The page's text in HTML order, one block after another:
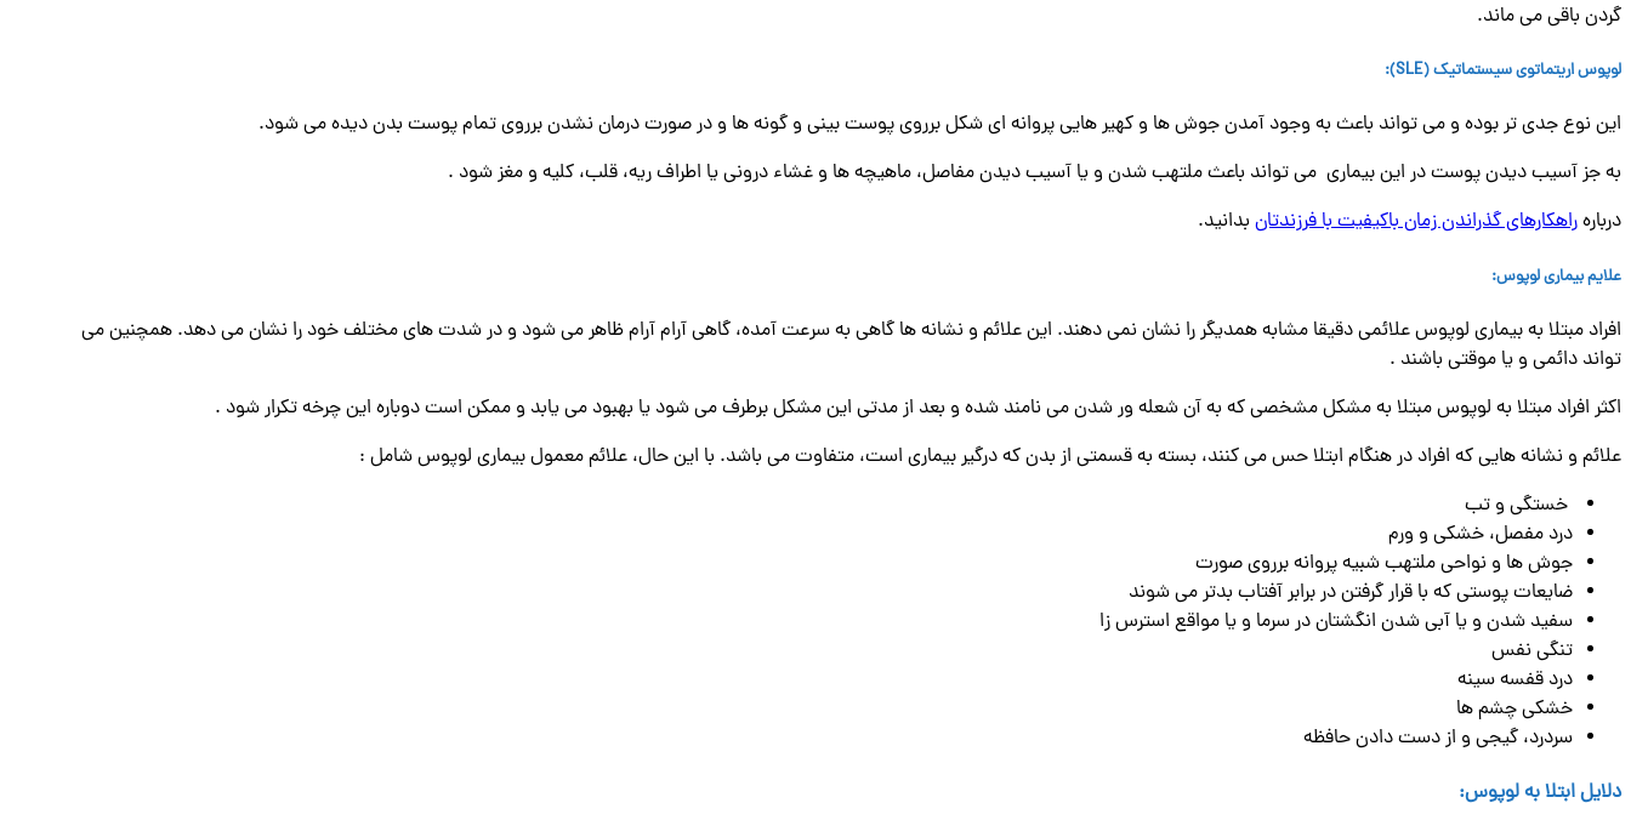
گردن باقی می ماند.
لوپوس اریتماتوی سیستماتیک (SLE
):
این نوع جدی تر بوده و می تواند باعث به وجود آمدن جوش ها و کهیر هایی پروانه ای شکل برروی پوست بینی و گونه ها و در صورت درمان نشدن برروی تمام پوست بدن دیده می شود.
به جز آسیب دیدن پوست در این بیماری می تواند باعث ملتهب شدن و یا آسیب دیدن مفاصل، ماهیچه ها و غشاء درونی یا اطراف ریه، قلب، کلیه و مغز شود .
دربارهراهکارهای گذراندن زمان باکیفیت با فرزندتان بدانید.
علایم بیماری لوپوس:
افراد مبتلا به بیماری لوپوس علائمی دقیقا مشابه همدیگر را نشان نمی دهند. این علائم و نشانه ها گاهی به سرعت آمده، گاهی آرام آرام ظاهر می شود و در شدت های مختلف خود را نشان می دهد. همچنین می
تواند دائمی و یا موقتی باشند .
اکثر افراد مبتلا به لوپوس مبتلا به مشکل مشخصی که به آن شعله ور شدن می نامند شده و بعد از مدتی این مشکل برطرف می شود یا بهبود می یابد و ممکن است دوباره این چرخه تکرار شود .
علائم و نشانه هایی که افراد در هنگام ابتلا حس می کنند، بسته به قسمتی از بدن که درگیر بیماری است، متفاوت می باشد. با این حال، علائم معمول بیماری لوپوس شامل :
خستگی و تب
درد مفصل، خشکی و ورم
جوش ها و نواحی ملتهب شبیه پروانه برروی صورت
ضایعات پوستی که با قرار گرفتن در برابر آفتاب بدتر می شوند
سفید شدن و یا آبی شدن انگشتان در سرما و یا مواقع استرس زا
تنگی نفس
درد قفسه سینه
خشکی چشم ها
سردرد، گیجی و از دست دادن حافظه
دلایل ابتلا به لوپوس: